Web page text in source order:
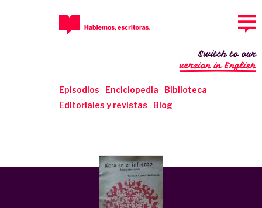
Episodios Enciclopedia
Biblioteca
Editoriales y revistas
Blog
Switch to our
version in English